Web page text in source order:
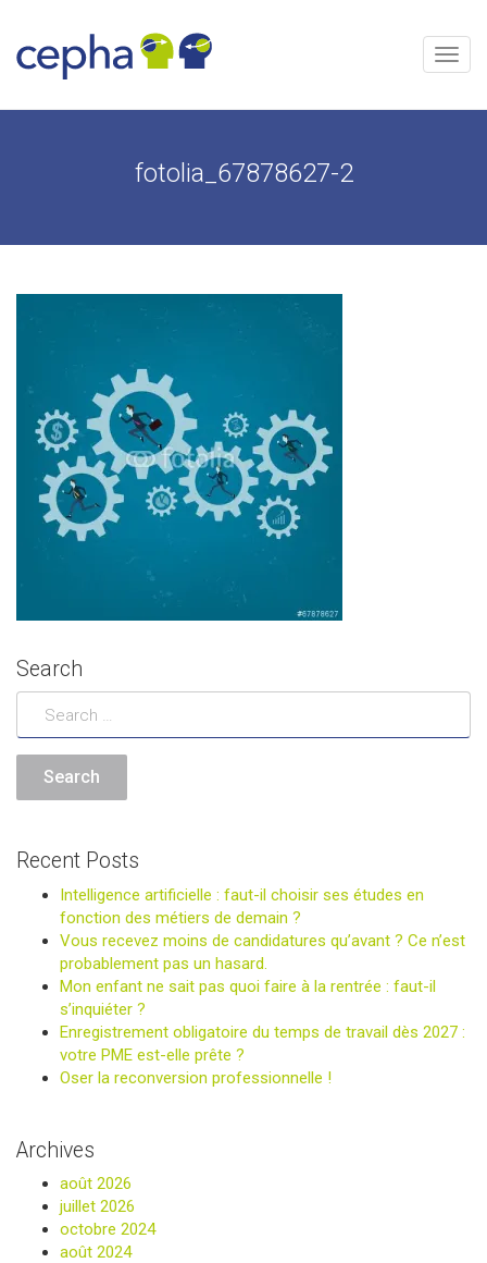
contenu
Menu
fotolia_67878627-2
Search
Recent Posts
Intelligence artificielle : faut-il choisir ses études en
fonction des métiers de demain ?
Vous recevez moins de candidatures qu’avant ? Ce n’est
probablement pas un hasard.
Mon enfant ne sait pas quoi faire à la rentrée : faut-il
s’inquiéter ?
Enregistrement obligatoire du temps de travail dès 2027 :
votre PME est-elle prête ?
Oser la reconversion professionnelle !
Archives
août 2026
juillet 2026
octobre 2024
août 2024